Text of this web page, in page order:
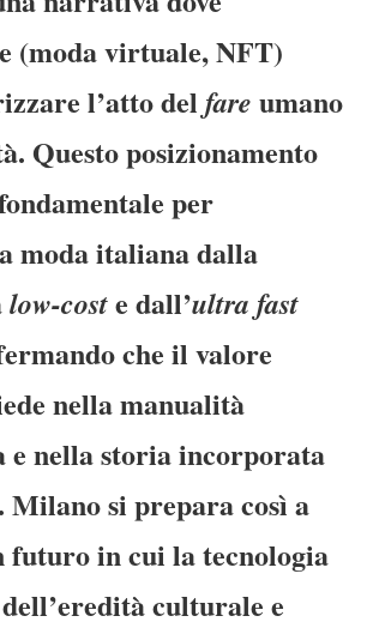
(moda virtuale, NFT)
l’atto del fare umano
Questo posizionamento
per
moda italiana dalla
low-coste dall’ultra fast
che il valore
nellamanualità
e nella storia incorporata
Milano si prepara così a
futuro in cui la tecnologia
culturale e